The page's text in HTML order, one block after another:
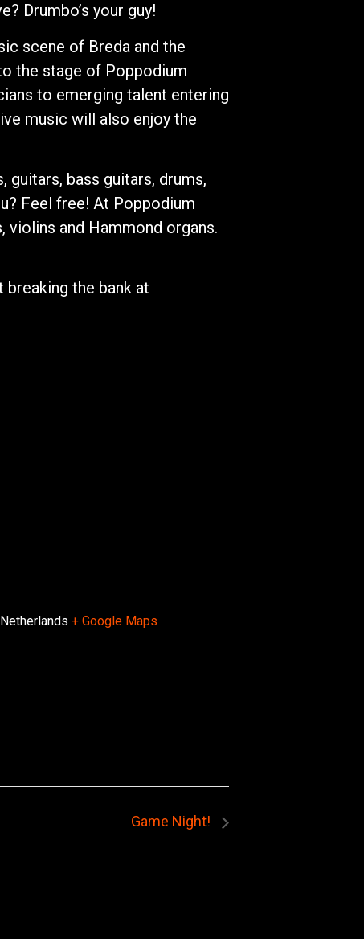
Drumbo’s your guy!
scene of Breda and the
the stage of Poppodium
to emerging talent entering
music will also enjoy the
guitars, bass guitars, drums,
Feel free! At Poppodium
violins and Hammond organs.
breaking the bank at
Netherlands + Google Maps
Game Night!